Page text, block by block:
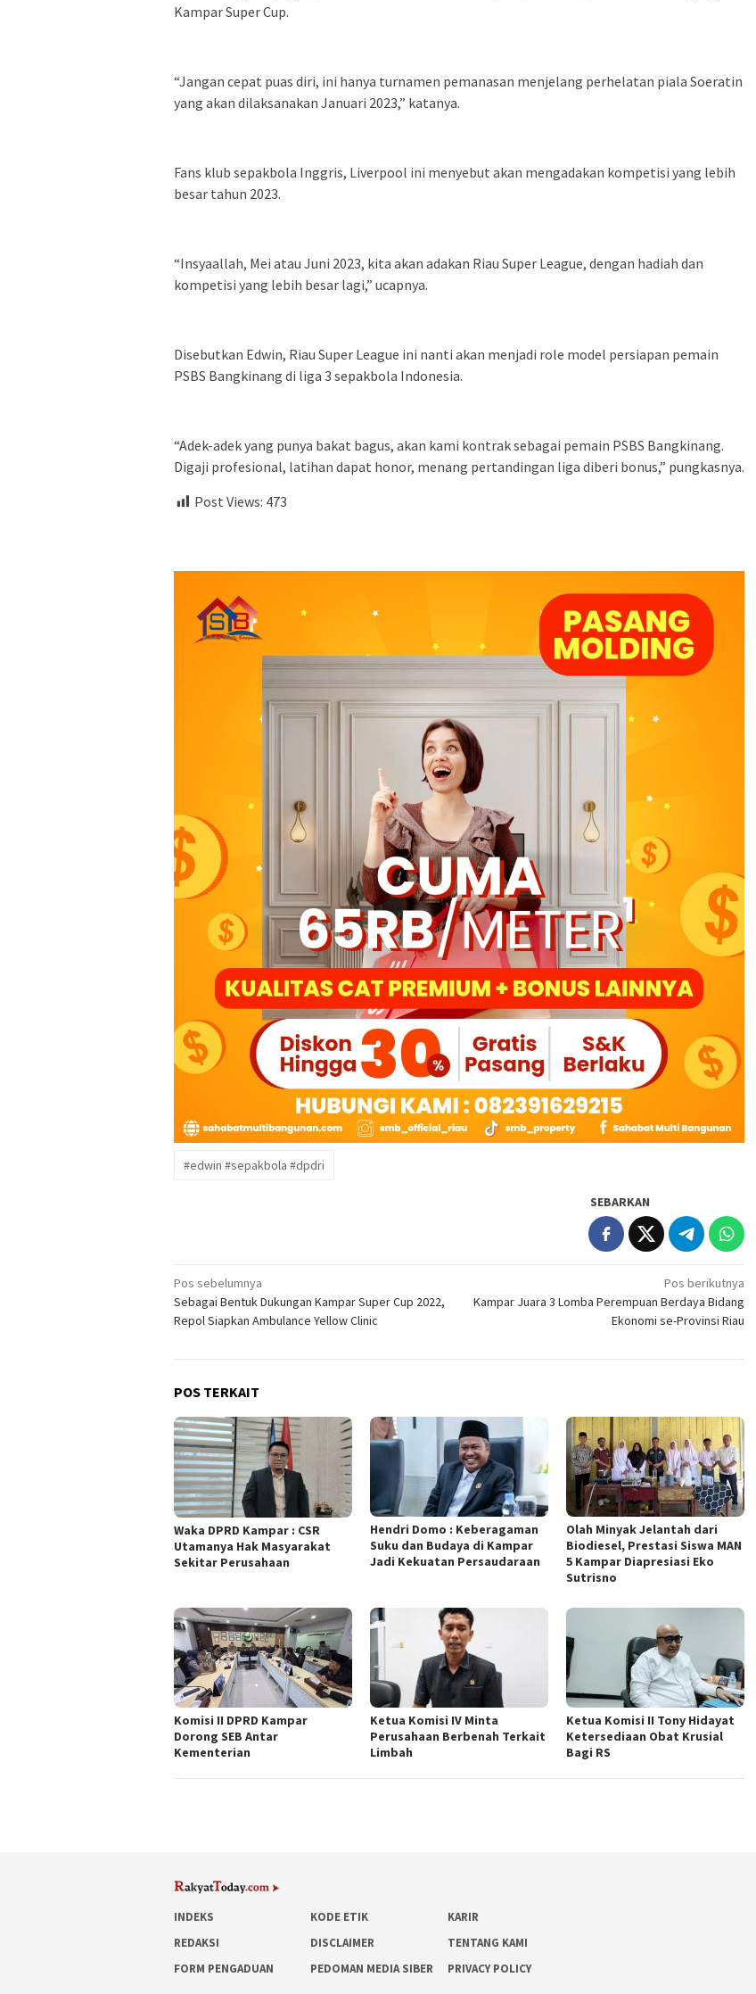
Kampar Super Cup.
“Jangan cepat puas diri, ini hanya turnamen pemanasan menjelang perhelatan piala Soeratin
yang akan dilaksanakan Januari 2023,” katanya.
Fans klub sepakbola Inggris, Liverpool ini menyebut akan mengadakan kompetisi yang lebih
besar tahun 2023.
“Insyaallah, Mei atau Juni 2023, kita akan adakan Riau Super League, dengan hadiah dan
kompetisi yang lebih besar lagi,” ucapnya.
Disebutkan Edwin, Riau Super League ini nanti akan menjadi role model persiapan pemain
PSBS Bangkinang di liga 3 sepakbola Indonesia.
“Adek-adek yang punya bakat bagus, akan kami kontrak sebagai pemain PSBS Bangkinang.
Digaji profesional, latihan dapat honor, menang pertandingan liga diberi bonus,” pungkasnya.
Post Views: 473
#edwin #sepakbola #dpdri
SEBARKAN
Navigasi
pos
Pos sebelumnya
Sebagai Bentuk Dukungan Kampar Super Cup 2022,
Repol Siapkan Ambulance Yellow Clinic
Pos berikutnya
Kampar Juara 3 Lomba Perempuan Berdaya Bidang
Ekonomi se-Provinsi Riau
POS TERKAIT
Waka DPRD Kampar : CSR
Utamanya Hak Masyarakat
Sekitar Perusahaan
Hendri Domo : Keberagaman
Suku dan Budaya di Kampar
Jadi Kekuatan Persaudaraan
Olah Minyak Jelantah dari
Biodiesel, Prestasi Siswa MAN
5 Kampar Diapresiasi Eko
Sutrisno
Komisi II DPRD Kampar
Dorong SEB Antar
Kementerian
Ketua Komisi IV Minta
Perusahaan Berbenah Terkait
Limbah
Ketua Komisi II Tony Hidayat
Ketersediaan Obat Krusial
Bagi RS
INDEKS KODE ETIK
KARIR
REDAKSI
DISCLAIMER
TENTANG KAMI
FORM PENGADUAN
PEDOMAN MEDIA SIBER PRIVACY POLICY